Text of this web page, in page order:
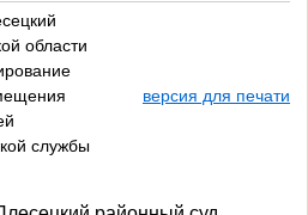
области
службы
версия для печати